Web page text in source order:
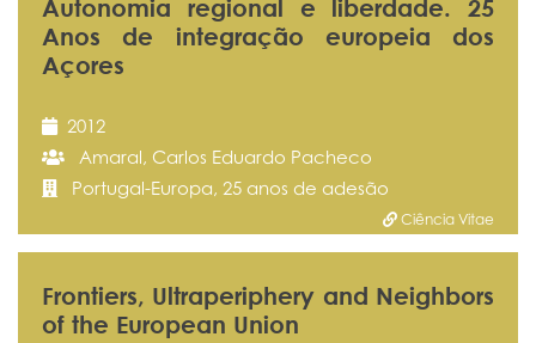
Autonomia regional e liberdade. 25
Anos de integração europeia dos
Açores
2012
Amaral, Carlos Eduardo Pacheco
Portugal-Europa, 25 anos de adesão
Ciência Vitae
Frontiers, Ultraperiphery and Neighbors
of the European Union